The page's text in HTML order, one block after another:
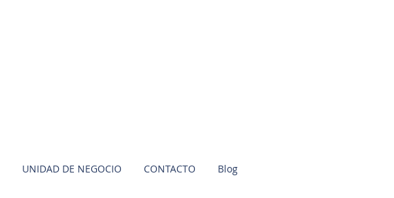
UNIDAD DE NEGOCIO CONTACTO Blog